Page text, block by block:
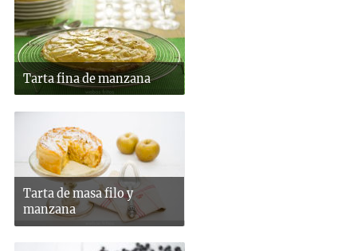
Tarta fina de manzana
Tarta de masa filo y
manzana